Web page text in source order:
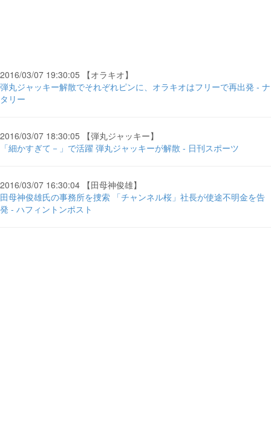
2016/03/07 19:30:05 【オラキオ】
弾丸ジャッキー解散でそれぞれピンに、オラキオはフリーで再出発 - ナ
タリー
2016/03/07 18:30:05 【弾丸ジャッキー】
「細かすぎて－」で活躍 弾丸ジャッキーが解散 - 日刊スポーツ
2016/03/07 16:30:04 【田母神俊雄】
田母神俊雄氏の事務所を捜索 「チャンネル桜」社長が使途不明金を告
発 - ハフィントンポスト